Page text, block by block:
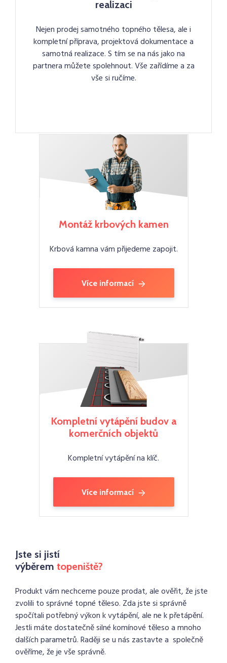
realizaci
Nejen prodej samotného topného tělesa, ale i
kompletní příprava, projektová dokumentace a
samotná realizace. S tím se na nás jako na
partnera můžete spolehnout. Vše zařídíme a za
vše si ručíme.
Montáž krbových kamen
Krbová kamna vám přijedeme zapojit.
Více informací
Kompletní vytápění budov a
komerčních objektů
Kompletní vytápění na klíč.
Více informací
Jste si jistí
výběrem topeniště?
Produkt vám nechceme pouze prodat, ale ověřit, že jste
zvolili to správné topné těleso. Zda jste si správně
spočítali potřebný výkon k vytápění, ale ne k přetápění.
Jestli máte dostatečně silné komínové těleso a mnoho
dalších parametrů. Raději se u nás zastavte a společně
ověříme, že je vše správně.